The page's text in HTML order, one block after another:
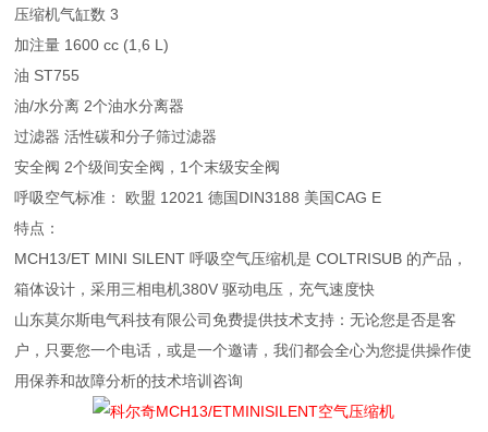
压缩机气缸数 3
加注量 1600 cc (1,6 L)
油 ST755
油/水分离 2个油水分离器
过滤器 活性碳和分子筛过滤器
安全阀 2个级间安全阀，1个末级安全阀
呼吸空气标准： 欧盟 12021 德国DIN3188 美国CAG E
特点：
MCH13/ET MINI SILENT 呼吸空气压缩机是 COLTRISUB 的产品，
箱体设计，采用三相电机380V 驱动电压，充气速度快
山东莫尔斯电气科技有限公司免费提供技术支持：无论您是否是客
户，只要您一个电话，或是一个邀请，我们都会全心为您提供操作使
用保养和故障分析的技术培训咨询